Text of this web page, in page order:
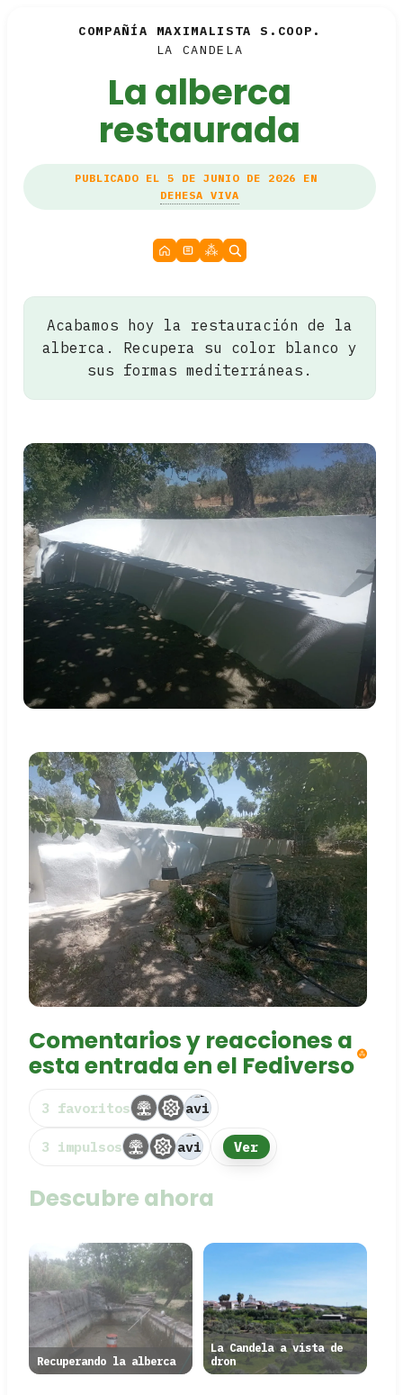
COMPAÑÍA MAXIMALISTA S.COOP.
LA CANDELA
La alberca
restaurada
PUBLICADO EL 5 DE JUNIO DE 2026 EN
DEHESA VIVA
Acabamos hoy la restauración de la
alberca. Recupera su color blanco y
sus formas mediterráneas.
Comentarios y reacciones a
esta entrada en el Fediverso
3 favoritos
3 impulsos Ver
Descubre ahora
Recuperando la alberca
La Candela a vista de
dron